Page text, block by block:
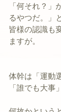
「何それ？」
るやつだ。」
皆様の認識も
ますが。
体幹は「運動
「誰でも大事